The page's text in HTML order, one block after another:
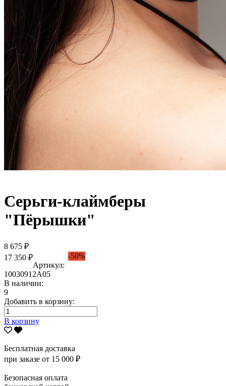
Серьги-клаймберы
"Пёрышки"
8 675 ₽
17 350 ₽
-50%
Артикул:
10030912А05
В наличии:
9
Добавить в корзину:
В корзину
Бесплатная доставка
при заказе от 15 000 ₽
Безопасная оплата